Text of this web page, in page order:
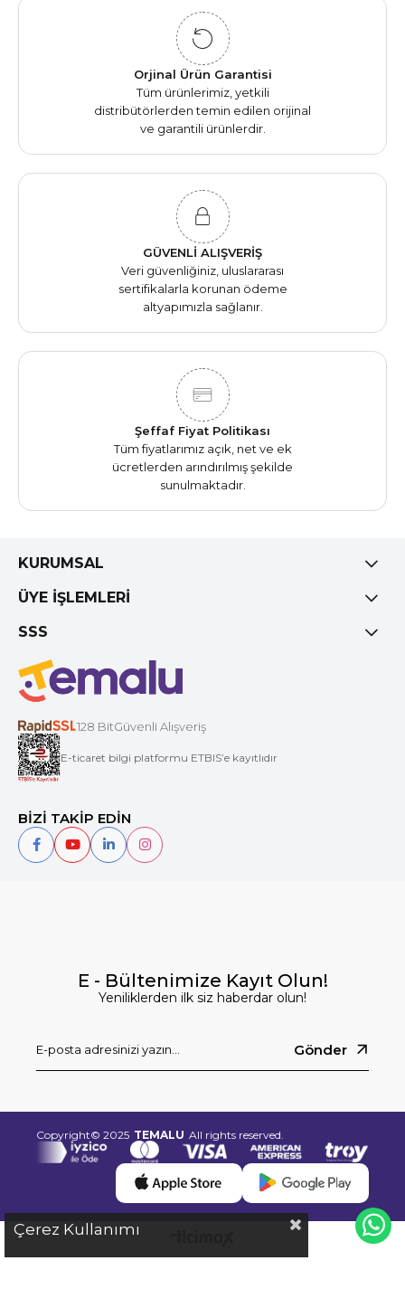
Orjinal Ürün Garantisi
Tüm ürünlerimiz, yetkili
distribütörlerden temin edilen orijinal
ve garantili ürünlerdir.
GÜVENLİ ALIŞVERİŞ
Veri güvenliğiniz, uluslararası
sertifikalarla korunan ödeme
altyapımızla sağlanır.
Şeffaf Fiyat Politikası
Tüm fiyatlarımız açık, net ve ek
ücretlerden arındırılmış şekilde
sunulmaktadır.
KURUMSAL
ÜYE İŞLEMLERİ
SSS
128 BitGüvenli Alışveriş
E-ticaret bilgi platformu ETBIS’e kayıtlıdır
BİZİ TAKİP EDİN
E - Bültenimize Kayıt Olun!
Yeniliklerden ilk siz haberdar olun!
Gönder
Copyright© 2025 TEMALU All rights reserved.
Çerez Kullanımı